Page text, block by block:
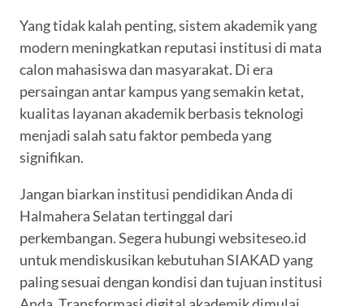
Yang tidak kalah penting, sistem akademik yang
modern meningkatkan reputasi institusi di mata
calon mahasiswa dan masyarakat. Di era
persaingan antar kampus yang semakin ketat,
kualitas layanan akademik berbasis teknologi
menjadi salah satu faktor pembeda yang
signifikan.
Jangan biarkan institusi pendidikan Anda di
Halmahera Selatan tertinggal dari
perkembangan. Segera hubungi websiteseo.id
untuk mendiskusikan kebutuhan SIAKAD yang
paling sesuai dengan kondisi dan tujuan institusi